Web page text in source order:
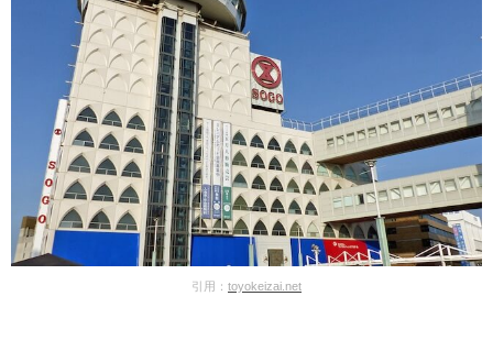
引用： toyokeizai.net